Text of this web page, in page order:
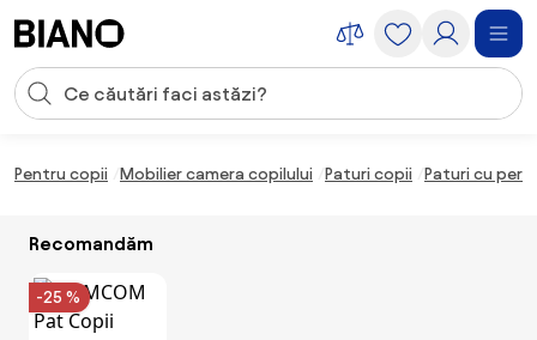
Introducerea căutării
Pentru copii Mobilier camera copilului Paturi copii Paturi cu
Recomandăm
-25 %